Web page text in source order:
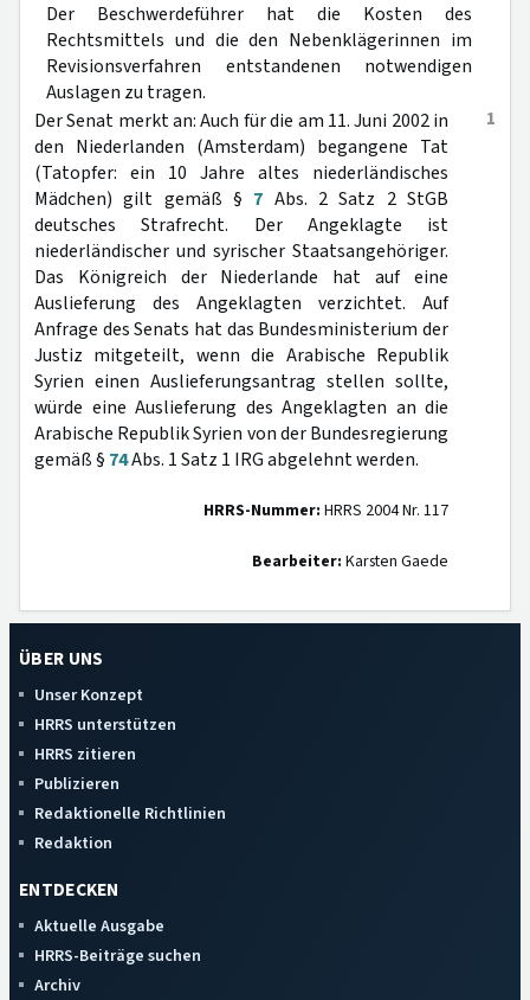
Der Beschwerdeführer hat die Kosten des
Rechtsmittels und die den Nebenklägerinnen im
Revisionsverfahren entstandenen notwendigen
Auslagen zu tragen.
1
Der Senat merkt an: Auch für die am 11. Juni 2002 in
den Niederlanden (Amsterdam) begangene Tat
(Tatopfer: ein 10 Jahre altes niederländisches
Mädchen) gilt gemäß § 7 Abs. 2 Satz 2 StGB
deutsches Strafrecht. Der Angeklagte ist
niederländischer und syrischer Staatsangehöriger.
Das Königreich der Niederlande hat auf eine
Auslieferung des Angeklagten verzichtet. Auf
Anfrage des Senats hat das Bundesministerium der
Justiz mitgeteilt, wenn die Arabische Republik
Syrien einen Auslieferungsantrag stellen sollte,
würde eine Auslieferung des Angeklagten an die
Arabische Republik Syrien von der Bundesregierung
gemäß § 74Abs. 1 Satz 1 IRG abgelehnt werden.
HRRS-Nummer: HRRS 2004 Nr. 117
Bearbeiter: Karsten Gaede
ÜBER UNS
Unser Konzept
HRRS unterstützen
HRRS zitieren
Publizieren
Redaktionelle Richtlinien
Redaktion
ENTDECKEN
Aktuelle Ausgabe
HRRS-Beiträge suchen
Archiv